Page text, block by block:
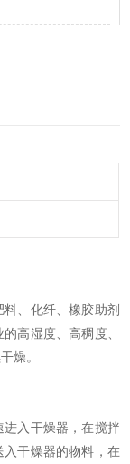
、化纤、橡胶助剂
高湿度、高稠度、
燥。
入干燥器，在搅拌
干燥器的物料，在